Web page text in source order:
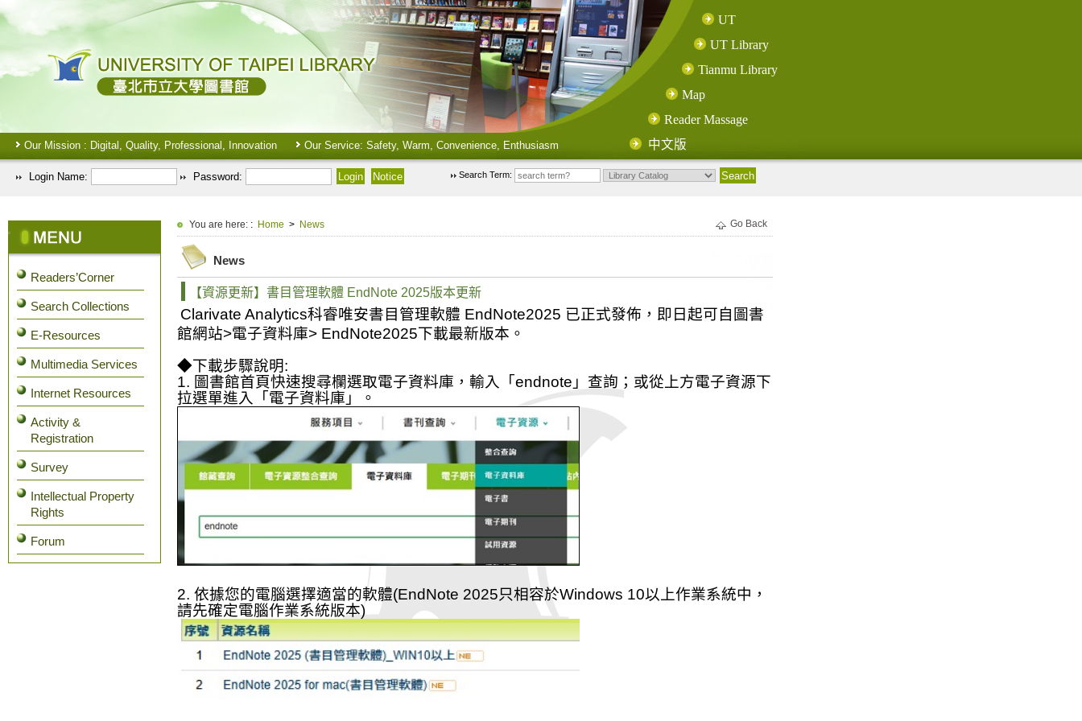
Our Mission : Digital, Quality, Professional, Innovation Our Service: Safety, Warm, Convenience, Enthusiasm
UT
UT Library
Tianmu Library
Map
Reader Massage
中文版
:::
Readers’Corner
Search Collections
E-Resources
Multimedia Services
Internet Resources
Activity &
Registration
Survey
Intellectual Property
Rights
Forum
You are here: : Home > News Go Back
Login Name: Password: Search Term:
News
【資源更新】書目管理軟體 EndNote 2025版本更新
Clarivate Analytics科睿唯安書目管理軟體 EndNote2025 已正式發佈，即日起可自圖書
館網站>電子資料庫> EndNote2025下載最新版本。
◆下載步驟說明:
1. 圖書館首頁快速搜尋欄選取電子資料庫，輸入「 endnote 」查詢；或從上方電子資源下
拉選單進入「電子資料庫」。
2. 依據您的電腦選擇適當的軟體(EndNote 2025只相容於Windows 10以上作業系統中，
請先確定電腦作業系統版本)